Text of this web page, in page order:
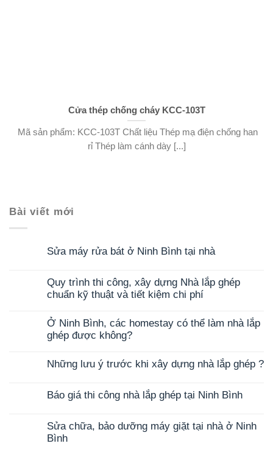
Cửa thép chống cháy KCC-103T
Mã sản phẩm: KCC-103T Chất liệu Thép mạ điện chống han
rỉ Thép làm cánh dày [...]
Bài viết mới
Sửa máy rửa bát ở Ninh Bình tại nhà
Quy trình thi công, xây dựng Nhà lắp ghép
chuẩn kỹ thuật và tiết kiệm chi phí
Ở Ninh Bình, các homestay có thể làm nhà lắp
ghép được không?
Những lưu ý trước khi xây dựng nhà lắp ghép ?
Báo giá thi công nhà lắp ghép tại Ninh Bình
Sửa chữa, bảo dưỡng máy giặt tại nhà ở Ninh
Bình